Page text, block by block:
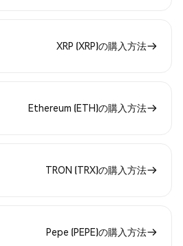
XRP (XRP)の購入方法
Ethereum (ETH)の購入方法
TRON (TRX)の購入方法
Pepe (PEPE)の購入方法